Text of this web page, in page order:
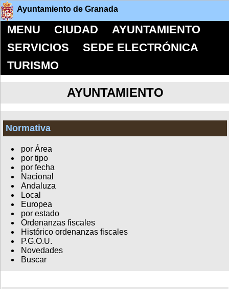
Ayuntamiento de Granada
MENU CIUDAD
AYUNTAMIENTO
SERVICIOS
SEDE ELECTRÓNICA
TURISMO
AYUNTAMIENTO
Normativa
por Área
por tipo
por fecha
Nacional
Andaluza
Local
Europea
por estado
Ordenanzas fiscales
Histórico ordenanzas fiscales
P.G.O.U.
Novedades
Buscar